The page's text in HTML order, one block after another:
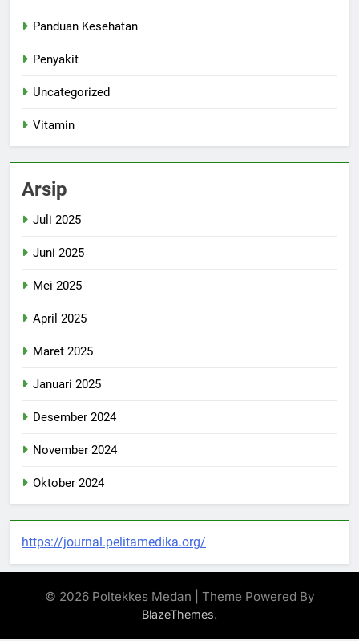
Panduan Kesehatan
Penyakit
Uncategorized
Vitamin
Arsip
Juli 2025
Juni 2025
Mei 2025
April 2025
Maret 2025
Januari 2025
Desember 2024
November 2024
Oktober 2024
https://journal.pelitamedika.org/
© 2026 Poltekkes Medan | Theme Powered By
BlazeThemes.